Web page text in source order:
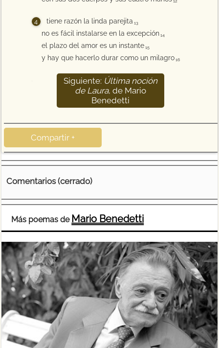
12
tiene razón la linda parejita 13
no es fácil instalarse en la excepción 14
el plazo del amor es un instante 15
y hay que hacerlo durar como un milagro 16
Siguiente: Última noción
de Laura, de Mario
Benedetti
Compartir +
Comentarios (cerrado)
Más poemas de Mario Benedetti